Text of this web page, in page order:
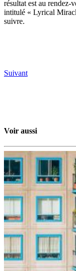
résultat est au
intitulé « Lyrical
suivre.
Suivant
Voir aussi